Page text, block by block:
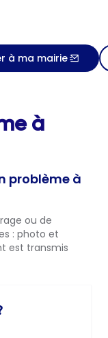
à ma mairie
à
problème à
ou de
: photo et
est transmis